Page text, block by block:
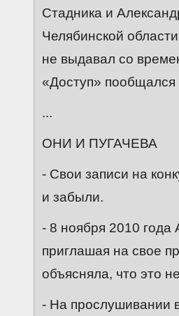
Стадника и
Челябинской
не выдавал со
«Доступ»
...
ОНИ И ПУГАЧЕВА
- Свои записи на
и забыли.
- 8 ноября 2010 года
приглашая на свое
объясняла, что это
- На прослушивании